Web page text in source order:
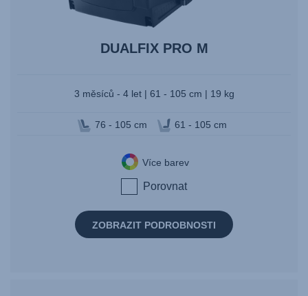
DUALFIX PRO M
3 měsíců - 4 let | 61 - 105 cm | 19 kg
76 - 105 cm 61 - 105 cm
Více barev
Porovnat
ZOBRAZIT PODROBNOSTI